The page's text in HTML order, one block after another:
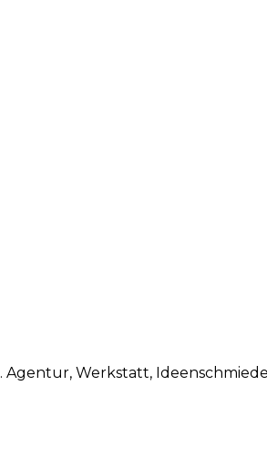
. Agentur, Werkstatt,